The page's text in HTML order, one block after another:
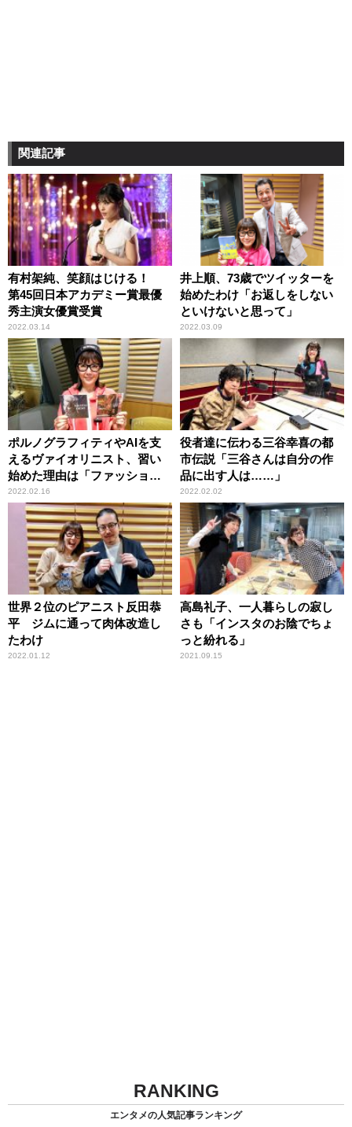
関連記事
有村架純、笑顔はじける！
第45回日本アカデミー賞最優
秀主演女優賞受賞
2022.03.14
井上順、73歳でツイッターを
始めたわけ「お返しをしない
といけないと思って」
2022.03.09
ポルノグラフィティやAIを支
えるヴァイオリニスト、習い
始めた理由は「ファッショ
ン」 やめなかった理由は
「親の根性」
2022.02.16
役者達に伝わる三谷幸喜の都
市伝説「三谷さんは自分の作
品に出す人は……」
2022.02.02
世界２位のピアニスト反田恭
平 ジムに通って肉体改造し
たわけ
2022.01.12
高島礼子、一人暮らしの寂し
さも「インスタのお陰でちょ
っと紛れる」
2021.09.15
RANKING
エンタメの人気記事ランキング